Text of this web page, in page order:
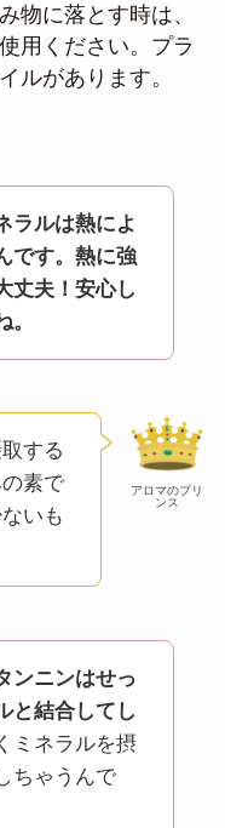
物に落とす時は、
用ください。プラ
ルがあります。
ラルは熱によ
です。熱に強
丈夫！安心し
アロマのプリ
ンス
する
素で
いも
ンニンはせっ
と結合してし
ミネラルを摂
ちゃうんで